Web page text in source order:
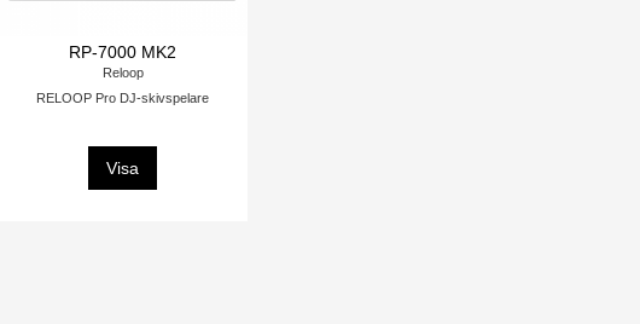
RP-7000 MK2
Reloop
RELOOP Pro DJ-skivspelare
Visa